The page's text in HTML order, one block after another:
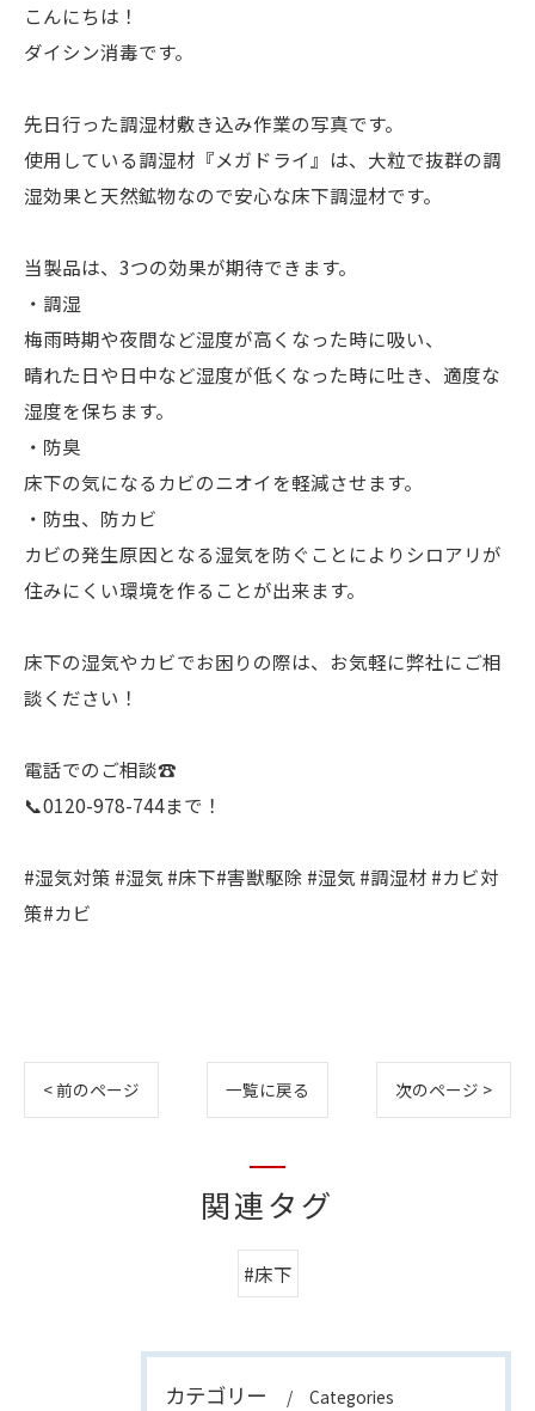
こんにちは！
ダイシン消毒です。
先日行った調湿材敷き込み作業の写真です。
使用している調湿材『メガドライ』は、大粒で抜群の調
湿効果と天然鉱物なので安心な床下調湿材です。
当製品は、3つの効果が期待できます。
・調湿
梅雨時期や夜間など湿度が高くなった時に吸い、
晴れた日や日中など湿度が低くなった時に吐き、適度な
湿度を保ちます。
・防臭
床下の気になるカビのニオイを軽減させます。
・防虫、防カビ
カビの発生原因となる湿気を防ぐことによりシロアリが
住みにくい環境を作ることが出来ます。
床下の湿気やカビでお困りの際は、お気軽に弊社にご相
談ください！
電話でのご相談☎️
📞0120-978-744まで！
#湿気対策 #湿気 #床下#害獣駆除 #湿気 #調湿材 #カビ対
策#カビ
< 前のページ 一覧に戻る 次のページ >
関連タグ
#床下
カテゴリー Categories